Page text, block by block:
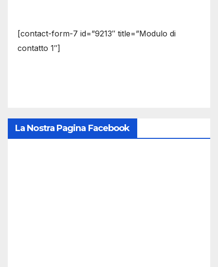
[contact-form-7 id=”9213″ title=”Modulo di
contatto 1″]
La Nostra Pagina Facebook